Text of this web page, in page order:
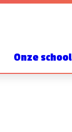
Onze school